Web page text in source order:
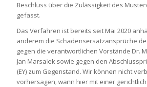
Beschluss über die Zulässigkeit des
gefasst.
Das Verfahren ist bereits seit Mai 2020
anderem die Schadensersatzansprüche
gegen die verantwortlichen Vorstände Dr.
Jan Marsalek sowie gegen den
(EY) zum Gegenstand. Wir können nicht
vorhersagen, wann hier mit einer